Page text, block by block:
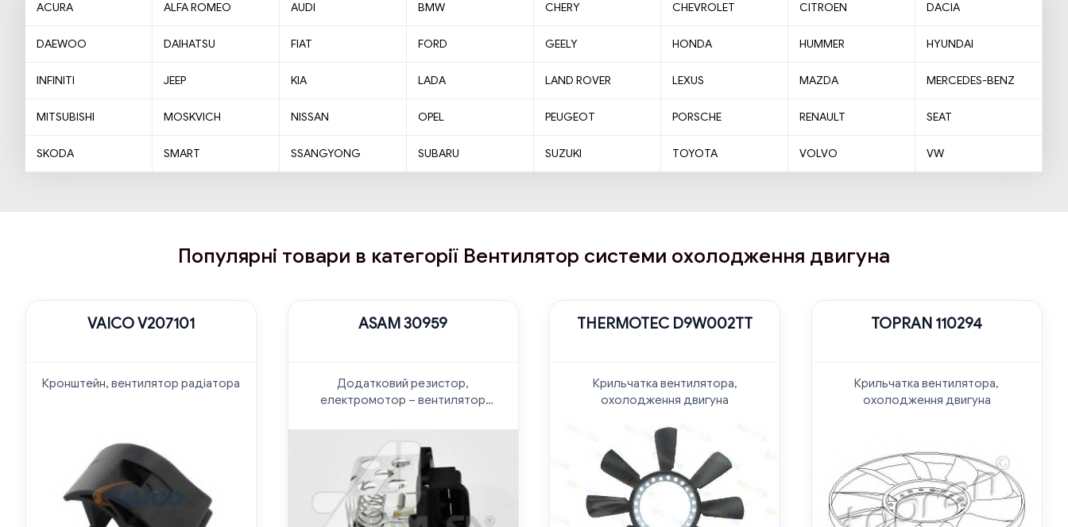
ACURA ALFA ROMEO AUDI BMW CHERY CHEVROLET CITROEN DACIA
DAEWOO DAIHATSU FIAT FORD GEELY HONDA HUMMER HYUNDAI
INFINITI JEEP KIA LADA LAND ROVER LEXUS MAZDA MERCEDES-BENZ
MITSUBISHI MOSKVICH NISSAN OPEL PEUGEOT PORSCHE RENAULT SEAT
SKODA SMART SSANGYONG SUBARU SUZUKI TOYOTA VOLVO VW
Популярні товари в категорії Вентилятор системи охолодження двигуна
VAICO V207101
Кронштейн, вентилятор радіатора
ASAM 30959
Додатковий резистор,
електромотор – вентилятор
THERMOTEC D9W002TT
Крильчатка вентилятора,
охолодження двигуна
TOPRAN 110294
Крильчатка вентилятора,
охолодження двигуна